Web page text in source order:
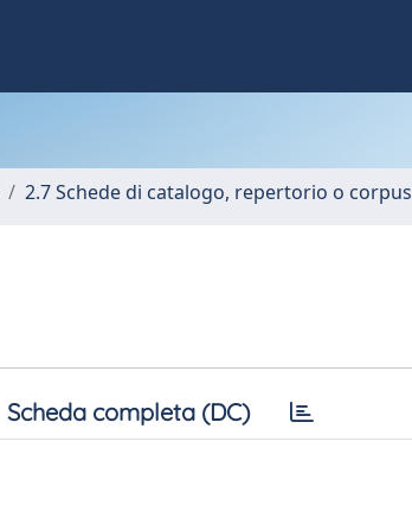
2.7 Schede di catalogo, repertorio o corpus
Scheda completa (DC)